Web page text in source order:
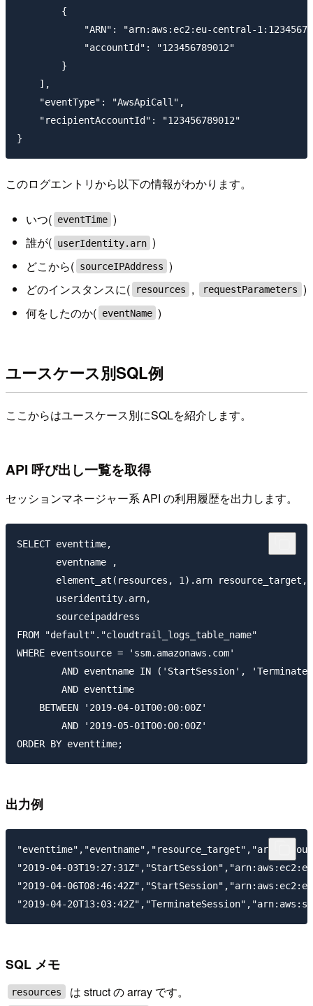
        {
"ARN": "arn:aws:ec2:eu-central-
            "accountId": "123456789012"
        }
    ],
    "eventType": "AwsApiCall",
    "recipientAccountId": "123456789012"
このログエントリから以下の情報がわかります。
いつ( eventTime )
誰が( userIdentity.arn )
どこから( sourceIPAddress )
どのインスタンスに(
resources , requestParameters )
何をしたのか( eventName )
ユースケース別SQL例
ここからはユースケース別にSQLを紹介します。
API 呼び出し一覧を取得
セッションマネージャー系 API の利用履歴を出力します。
SELECT eventtime,
       eventname ,
       element_at(resources, 1).arn resource_target,
       useridentity.arn,
       sourceipaddress
FROM "default"."cloudtrail_logs_table_name"
WHERE eventsource = 'ssm.amazonaws.com'
AND eventname IN ('StartSession',
        AND eventtime
    BETWEEN '2019-04-01T00:00:00Z'
        AND '2019-05-01T00:00:00Z'
出力例
"2019-04-
"2019-04-
SQL メモ
resources は struct の array です。